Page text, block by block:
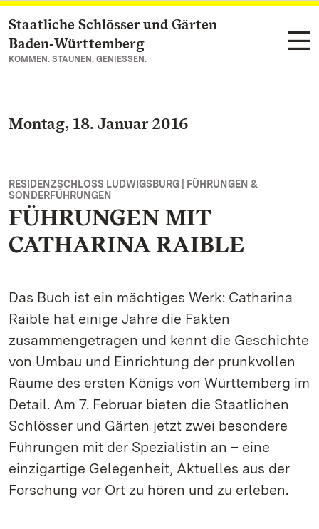
Zum Hauptinhalt springen
Staatliche Schlösser und Gärten
Baden‑Württemberg
KOMMEN. STAUNEN. GENIESSEN.
Montag, 18. Januar 2016
RESIDENZSCHLOSS LUDWIGSBURG | FÜHRUNGEN &
SONDERFÜHRUNGEN
FÜHRUNGEN MIT
CATHARINA RAIBLE
Das Buch ist ein mächtiges Werk: Catharina
Raible hat einige Jahre die Fakten
zusammengetragen und kennt die Geschichte
von Umbau und Einrichtung der prunkvollen
Räume des ersten Königs von Württemberg im
Detail. Am 7. Februar bieten die Staatlichen
Schlösser und Gärten jetzt zwei besondere
Führungen mit der Spezialistin an – eine
einzigartige Gelegenheit, Aktuelles aus der
Forschung vor Ort zu hören und zu erleben.